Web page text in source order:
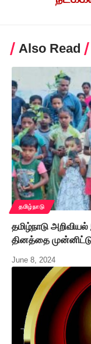
Also Read
தமிழ்நாடு
தமிழ்நாடு
தினத்தை
June 8, 2024